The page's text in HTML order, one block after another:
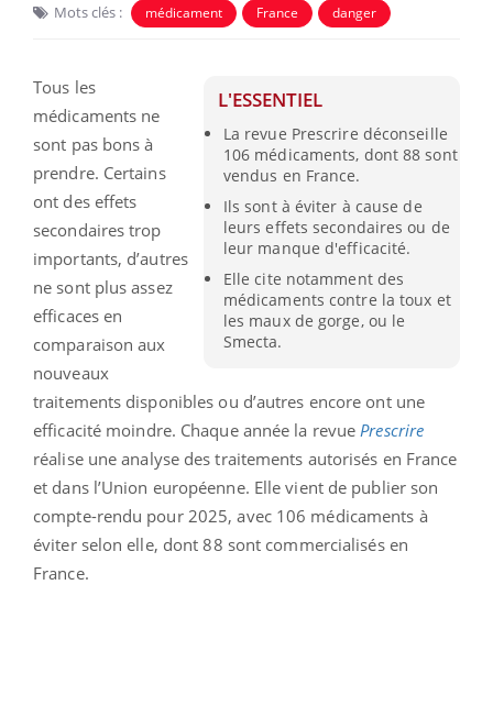
Mots clés : médicament France danger
L'ESSENTIEL
La revue Prescrire déconseille
106 médicaments, dont 88 sont
vendus en France.
Ils sont à éviter à cause de
leurs effets secondaires ou de
leur manque d'efficacité.
Elle cite notamment des
médicaments contre la toux et
les maux de gorge, ou le
Smecta.
Tous les
médicaments ne
sont pas bons à
prendre. Certains
ont des effets
secondaires trop
importants, d’autres
ne sont plus assez
efficaces en
comparaison aux
nouveaux
traitements disponibles ou d’autres encore ont une
efficacité moindre. Chaque année la revue Prescrire
réalise une analyse des traitements autorisés en France
et dans l’Union européenne. Elle vient de publier son
compte-rendu pour 2025, avec 106 médicaments à
éviter selon elle, dont 88 sont commercialisés en
France.